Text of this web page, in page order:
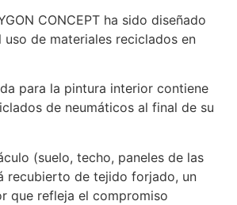
CONCEPT ha sido diseñado
uso de materiales reciclados en
para la pintura interior contiene
de neumáticos al final de su
(suelo, techo, paneles de las
recubierto de tejido forjado, un
que refleja el compromiso